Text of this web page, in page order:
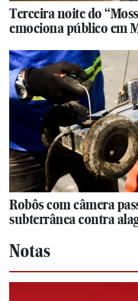
Terceira noite do
emociona público em
Robôs com câmera
subterrânea contra
Notas